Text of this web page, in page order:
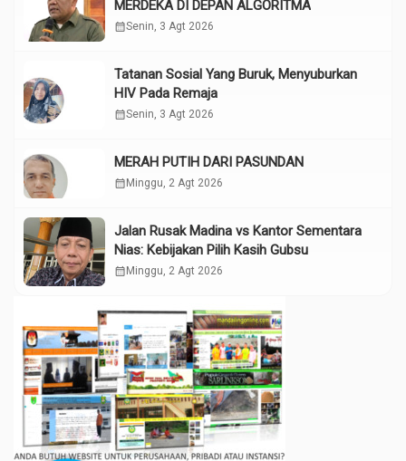
MERDEKA DI DEPAN ALGORITMA
calendar_monthSenin, 3 Agt 2026
Tatanan Sosial Yang Buruk, Menyuburkan
HIV Pada Remaja
calendar_monthSenin, 3 Agt 2026
MERAH PUTIH DARI PASUNDAN
calendar_monthMinggu, 2 Agt 2026
Jalan Rusak Madina vs Kantor Sementara
Nias: Kebijakan Pilih Kasih Gubsu
calendar_monthMinggu, 2 Agt 2026